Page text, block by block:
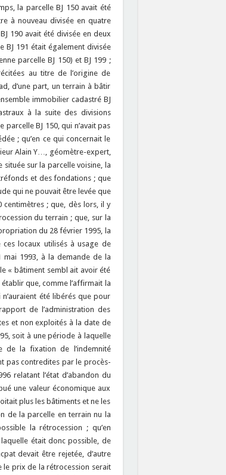
la parcelle BJ 150 avait été
à nouveau divisée en quatre
190 avait été divisée en deux
BJ 191 était également divisée
parcelle BJ 150) et BJ 199 ;
au titre de l’origine de
d’une part, un terrain à bâtir
immobilier cadastré BJ
à la suite des divisions
parcelle BJ 150, qui n’avait pas
; qu’en ce qui concernait le
Alain Y…, géomètre-expert,
située sur la parcelle voisine, la
et des fondations ; que
qui ne pouvait être levée que
; que, dès lors, il y
du terrain ; que, sur la
du 28 février 1995, la
locaux utilisés à usage de
1993, à la demande de la
« bâtiment sembl ait avoir été
que, comme l’affirmait la
été libérés que pour
de l’administration des
et non exploités à la date de
soit à une période à laquelle
de la fixation de l’indemnité
pas contredites par le procès-
relatant l’état d’abandon du
une valeur économique aux
plus les bâtiments et ne les
de la parcelle en terrain nu la
la rétrocession ; qu’en
était donc possible, de
devait être rejetée, d’autre
le prix de la rétrocession serait